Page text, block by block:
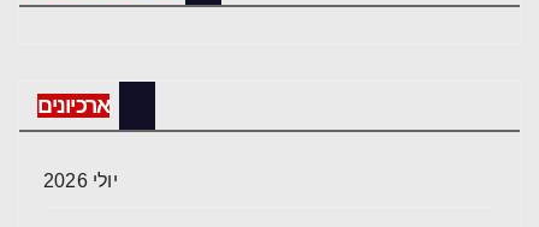
ארכיונים
יולי 2026